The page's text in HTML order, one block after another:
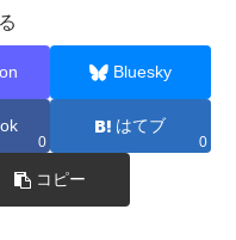
Bluesky
0
はてブ
0
コピー